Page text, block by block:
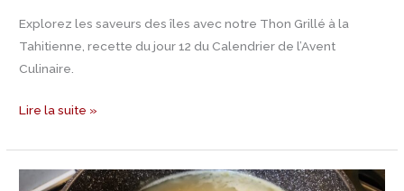
Explorez les saveurs des îles avec notre Thon Grillé à la
Tahitienne, recette du jour 12 du Calendrier de l’Avent
Culinaire.
Lire la suite »